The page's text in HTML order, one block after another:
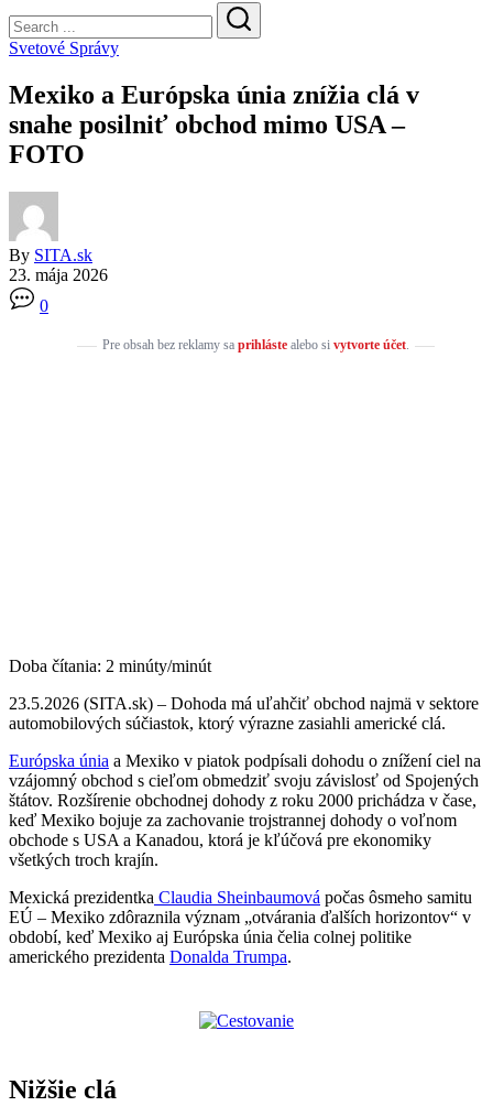
Search
Search
Svetové Správy
Mexiko a Európska únia znížia clá v
snahe posilniť obchod mimo USA –
FOTO
By SITA.sk
23. mája 2026
0
Pre obsah bez reklamy sa prihlástealebo si vytvorte účet.
Doba čítania: 2 minúty/minút
23.5.2026 (SITA.sk) – Dohoda má uľahčiť obchod najmä v sektore
automobilových súčiastok, ktorý výrazne zasiahli americké clá.
Európska únia a Mexiko v piatok podpísali dohodu o znížení ciel na
vzájomný obchod s cieľom obmedziť svoju závislosť od Spojených
štátov. Rozšírenie obchodnej dohody z roku 2000 prichádza v čase,
keď Mexiko bojuje za zachovanie trojstrannej dohody o voľnom
obchode s USA a Kanadou, ktorá je kľúčová pre ekonomiky
všetkých troch krajín.
Mexická prezidentka Claudia Sheinbaumová počas ôsmeho samitu
EÚ – Mexiko zdôraznila význam „otvárania ďalších horizontov“ v
období, keď Mexiko aj Európska únia čelia colnej politike
amerického prezidenta Donalda Trumpa.
Nižšie clá